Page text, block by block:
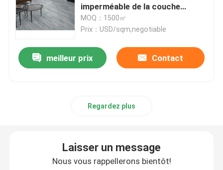
Film auto-adhésif de PVC
Film en bois de PVC de grain
plancher de planche de PVC
imperméable de la couche
0.3mm
MOQ：1500㎡
Prix：USD/sqm,negotiable
meilleur prix Contact
Regardez plus
Laisser un message
Nous vous rappellerons bientôt!